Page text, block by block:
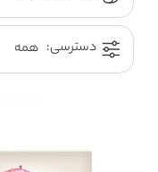
دسترسی: